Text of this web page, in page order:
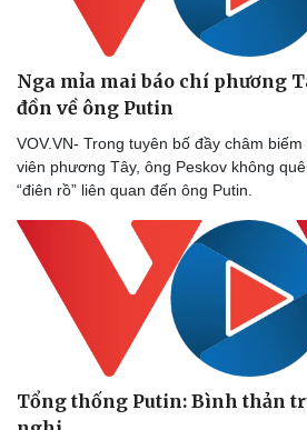
Sức khỏe
Dinh dưỡng - món ngon
Cây thuốc
Sản phụ khoa
Nhi khoa
Nam khoa
Làm đẹp - giảm cân
Phòng mạch online
Ăn sạch sống khỏe
Đời
Blog
Tình
Nga mỉa mai báo chí phương
đồn về ông Putin
VOV.VN- Trong tuyên bố đầy châm
viên phương Tây, ông Peskov không
“điên rồ” liên quan đến ông Putin.
Tổng thống Putin: Bình thản